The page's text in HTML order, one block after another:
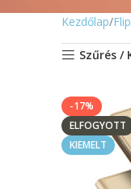
Kezdőlap
Szűrés /
-17%
ELFOGYOTT
KIEMELT